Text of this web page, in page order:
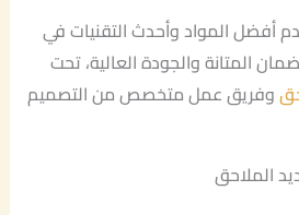
أفضل المواد وأحدث التقنيات في
المتانة والجودة العالية، تحت
وفريق عمل متخصص من التصميم
الملاحق